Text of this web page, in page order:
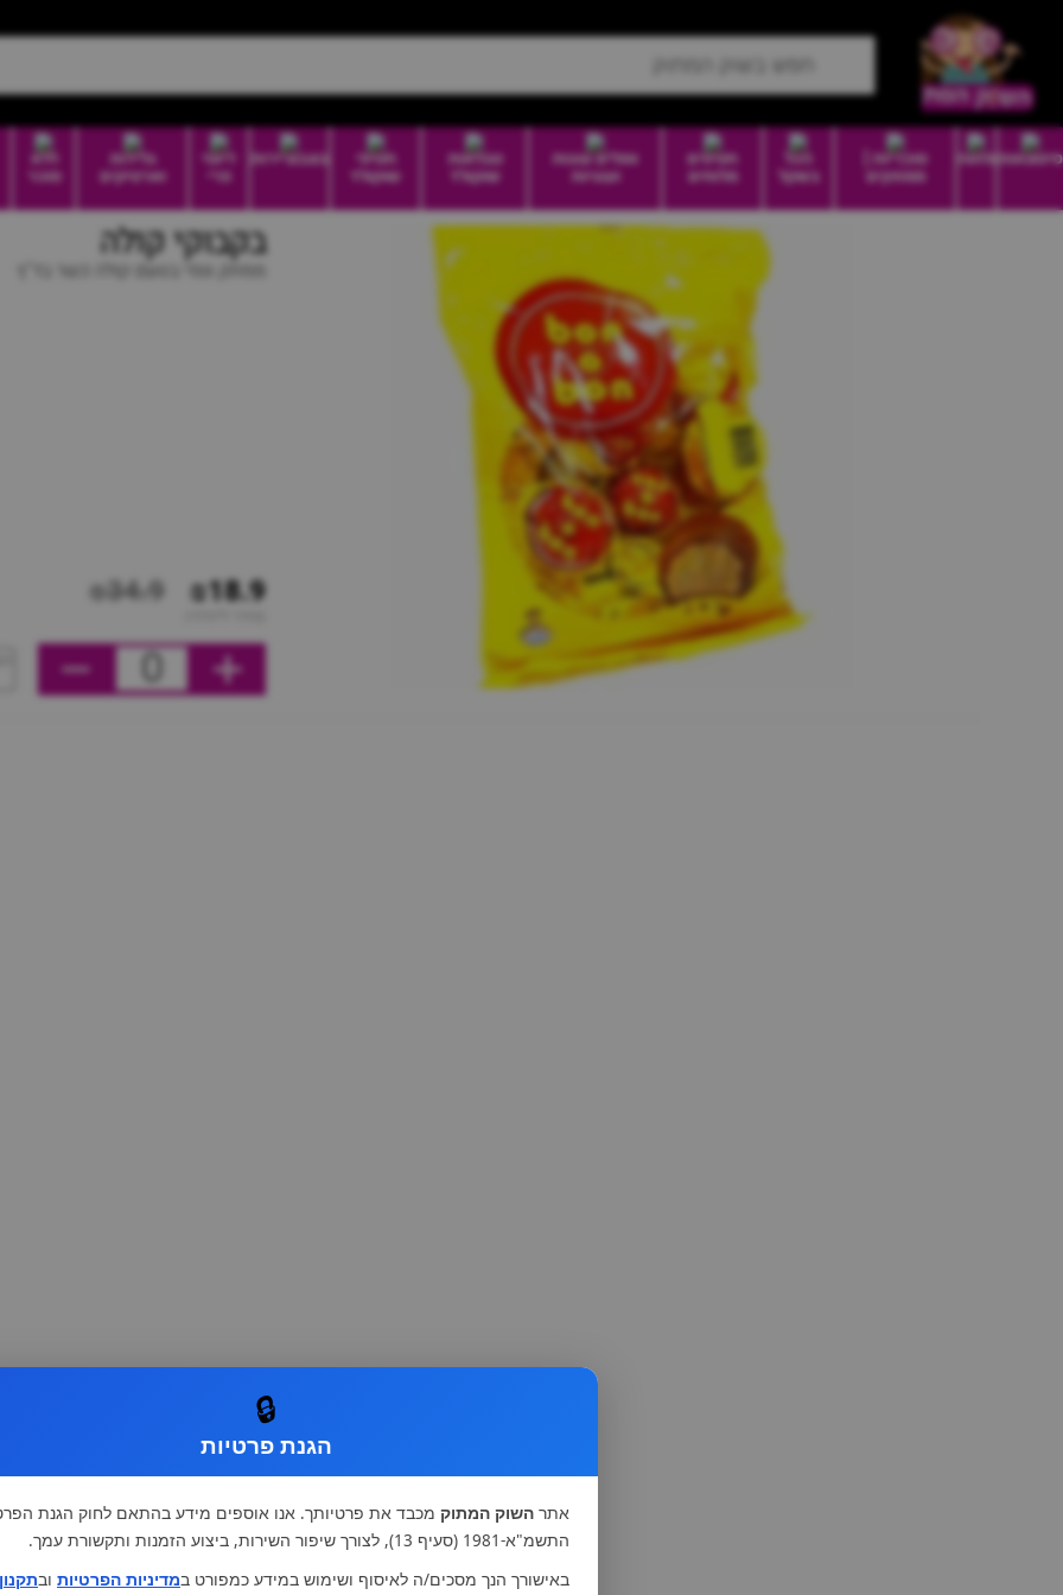
סיטונאותמזווה
סוכריות |
ממתקים
הכל
בשקל
חטיפים
מלוחים
וופלים עוגות
ועוגיות
טבלאות
שוקולד
חטיפי
שוקולד
בונבוניירות
דיוטי
פרי
גלידות
וארטיקים
ללא
סוכר
בקבוקי קולה
ממתק גומי בטעם קולה כשר בד"ץ
₪18.9
₪34.9
0
🔒
הגנת פרטיות
אתר השוק המתוק מכבד את פרטיותך. אנו אוספים מידע בהתאם לחוק הגנת
התשמ"א-1981 (סעיף 13), לצורך שיפור השירות, ביצוע הזמנות ותקשורת עמך.
באישורך הנך מסכים/ה לאיסוף ושימוש במידע כמפורט במדיניות הפרטיות ובתקנון